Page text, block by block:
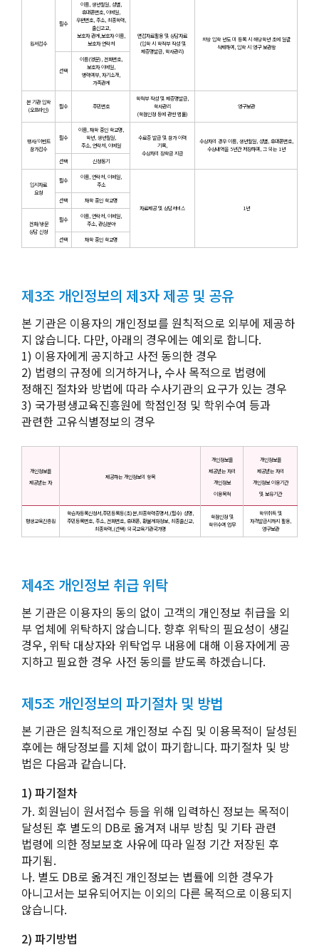
원서접수
필수
이름, 생년월일, 성별,
휴대폰번호, 이메일,
우편번호, 주소, 최종학력,
출신고교,
보호자 관계,보호자 이름,
보호자 연락처
면접자료활용 및 상담자료
(입학 시 학적부 작성 및
제증명발급, 학사관리)
희망 입학 년도 미 등록 시 해당학년 초에 일괄
삭제하여, 입학 시 영구 보관함
선택
이름(영문), 전화번호,
보호자 이메일,
병력여부, 자기소개,
가족관계
본 기관 입학
(오프라인)
필수 주민번호
학적부 작성 및 제증명발급,
학사관리
(학점인정 등에 관한 법률)
영구보관
행사/이벤트
참가접수
필수
이름, 재학 중인 학교명,
학년, 생년월일,
주소, 연락처, 이메일
수료증 발급 및 참가 이력
기록,
수상자의 장학금 지급
수상자의 경우 이름, 생년월일, 성별, 휴대폰번호,
수상내역을 5년간 저장하며, 그 외는 1년
선택
신청동기
입시자료
요청
필수
이름, 연락처, 이메일,
주소
자료제공 및 상담서비스 1년
선택 재학 중인 학교명
전화/방문
상담 신청
필수
이름, 연락처, 이메일,
주소, 관심분야
선택 재학 중인 학교명
제3조 개인정보의 제3자 제공 및 공유
본 기관은 이용자의 개인정보를 원칙적으로 외부에 제공하
지 않습니다. 다만, 아래의 경우에는 예외로 합니다.
1) 이용자에게 공지하고 사전 동의한 경우
2) 법령의 규정에 의거하거나, 수사 목적으로 법령에
정해진 절차와 방법에 따라 수사기관의 요구가 있는 경우
3) 국가평생교육진흥원에 학점인정 및 학위수여 등과
관련한 고유식별정보의 경우
개인정보를
제공받는 자
제공하는 개인정보의 항목
개인정보를
제공받는 자의
개인정보
이용목적
개인정보를
제공받는 자의
개인정보 이용기간
및 보유기간
평생교육진흥원
학습자등록신청서,주민등록등(초)본,최종학력증명서,(필수) 성명,
주민등록번호, 주소, 전화번호, 휴대폰, 환불계좌정보, 최종출신교,
최종학력,(선택) 외국교육기관국가명
학점인정 및
학위수여 업무
학위취득 및
자격발급시까지 활용,
영구보관
제4조 개인정보 취급 위탁
본 기관은 이용자의 동의 없이 고객의 개인정보 취급을 외
부 업체에 위탁하지 않습니다. 향후 위탁의 필요성이 생길
경우, 위탁 대상자와 위탁업무 내용에 대해 이용자에게 공
지하고 필요한 경우 사전 동의를 받도록 하겠습니다.
제5조 개인정보의 파기절차 및 방법
본 기관은 원칙적으로 개인정보 수집 및 이용목적이 달성된
후에는 해당정보를 지체 없이 파기합니다. 파기절차 및 방
법은 다음과 같습니다.
1) 파기절차
가. 회원님이 원서접수 등을 위해 입력하신 정보는 목적이
달성된 후 별도의 DB로 옮겨져 내부 방침 및 기타 관련
법령에 의한 정보보호 사유에 따라 일정 기간 저장된 후
파기됨.
나. 별도 DB로 옮겨진 개인정보는 볍률에 의한 경우가
아니고서는 보유되어지는 이외의 다른 목적으로 이용되지
않습니다.
2) 파기방법